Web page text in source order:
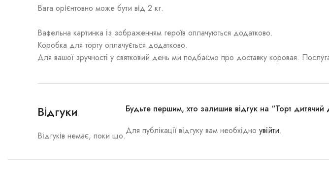
Вага орієнтовно може бути від 2 кг.
Вафельна картинка із зображенням героїв оплачуються додатково.
Коробка для торту оплачується додатково.
Для вашої зручності у святковий день ми подбаємо про доставку коровая.
Відгуки
Відгуків немає, поки що.
Будьте першим, хто залишив відгук на “Торт
Для публікації відгуку вам необхідно увійти.